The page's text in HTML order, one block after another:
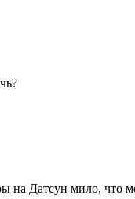
на Датсун мило, что